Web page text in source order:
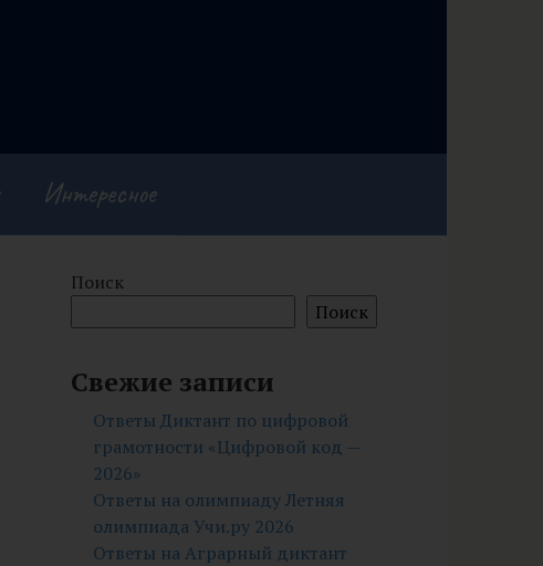
Интересное
Поиск
Поиск
Свежие записи
Ответы Диктант по цифровой
грамотности «Цифровой код —
2026»
Ответы на олимпиаду Летняя
олимпиада Учи.ру 2026
Ответы на Аграрный диктант